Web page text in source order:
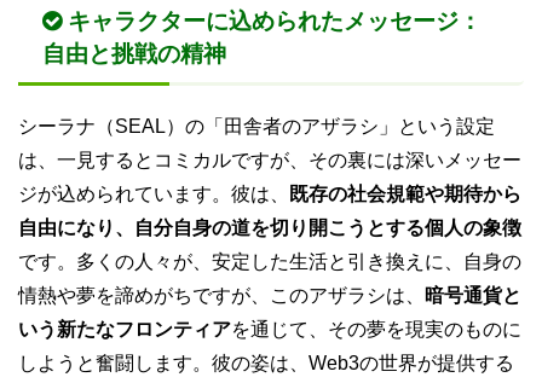
キャラクターに込められたメッセージ：
自由と挑戦の精神
シーラナ（SEAL）の「田舎者のアザラシ」という設定
は、一見するとコミカルですが、その裏には深いメッセー
ジが込められています。彼は、
既存の社会規範や期待から
自由になり、自分自身の道を切り開こうとする個人の象徴
です。多くの人々が、安定した生活と引き換えに、自身の
情熱や夢を諦めがちですが、このアザラシは、
暗号通貨と
いう新たなフロンティアを通じて、その夢を現実のものに
しようと奮闘します。彼の姿は、Web3の世界が提供する